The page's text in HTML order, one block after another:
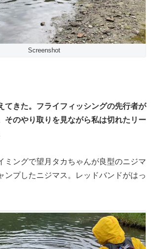
Screenshot
てきた。フライフィッシングの先行者が
そのやり取りを見ながら私は切れたリー
ミングで望月タカちゃんが良型のニジマ
ンプしたニジマス。レッドバンドがはっ